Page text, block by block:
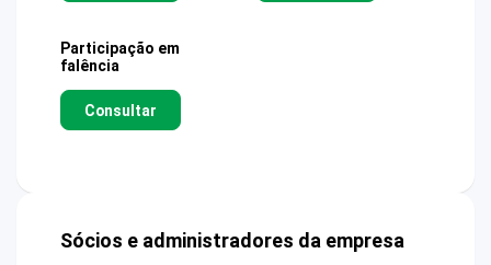
Participação em
falência
Consultar
Sócios e administradores da empresa